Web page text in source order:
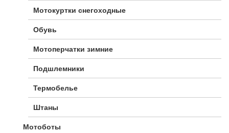
Мотокуртки снегоходные
Обувь
Мотоперчатки зимние
Подшлемники
Термобелье
Штаны
Мотоботы